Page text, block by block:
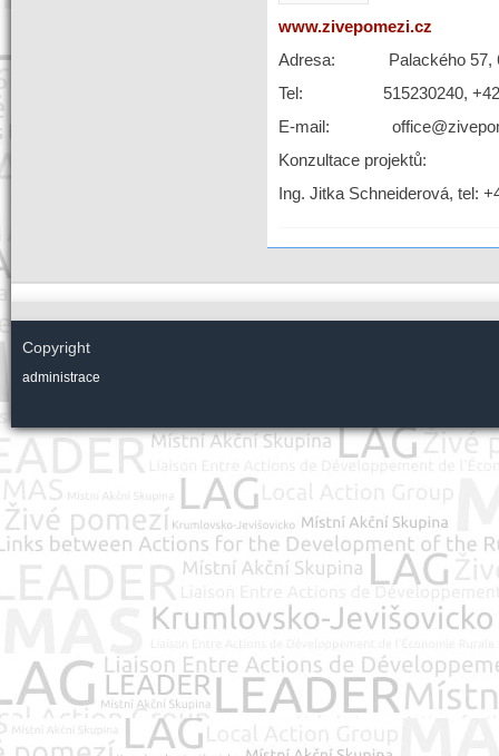
www.zivepomezi.cz
Adresa: Palackého 57,
Tel: 515230240,
E-mail:
Konzultace projektů:
Ing. Jitka Schneiderová, tel:
Copyright
administrace